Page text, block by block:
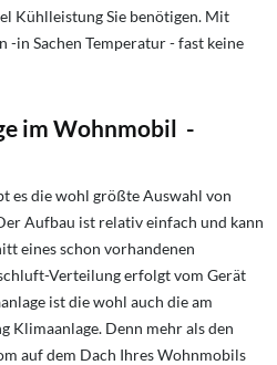
Kühlleistung Sie benötigen. Mit
-in Sachen Temperatur - fast keine
im Wohnmobil -
es die wohl größte Auswahl von
Aufbau ist relativ einfach und kann
eines schon vorhandenen
Verteilung erfolgt vom Gerät
ist die wohl auch die am
Klimaanlage. Denn mehr als den
auf dem Dach Ihres Wohnmobils